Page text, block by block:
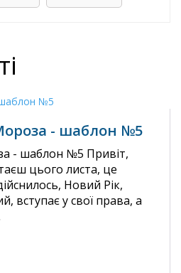
- шаблон №5
- шаблон №5 Привіт,
цього листа, це
Новий Рік,
вступає у свої права, а